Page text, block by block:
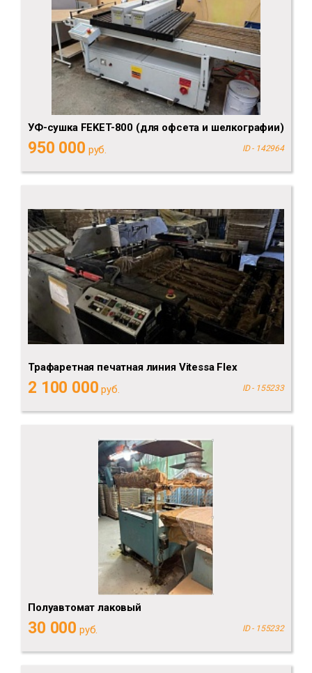
УФ-сушка FEKET-800 (для офсета и шелкографии)
950 000 руб. ID - 142964
Трафаретная печатная линия Vitessa Flex
2 100 000 руб. ID - 155233
Полуавтомат лаковый
30 000 руб. ID - 155232